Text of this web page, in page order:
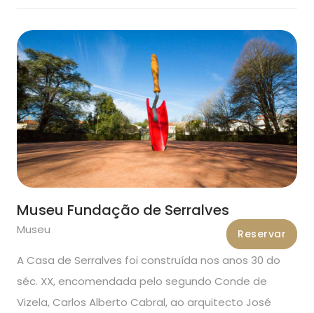
Museu Fundação de Serralves
Museu Reservar
A Casa de Serralves foi construída nos anos 30 do
séc. XX, encomendada pelo segundo Conde de
Vizela, Carlos Alberto Cabral, ao arquitecto José